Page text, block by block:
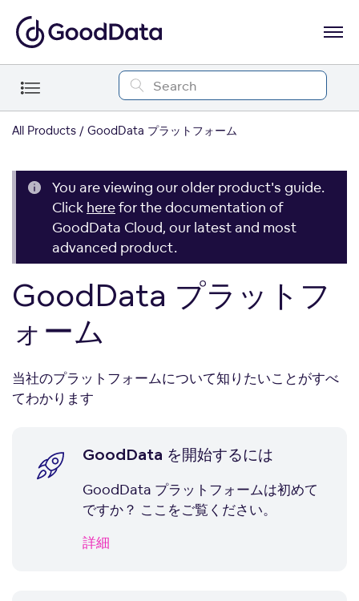
All Products GoodData プラットフォーム
You are viewing our older product's guide.
Click herefor the documentation of
GoodData Cloud, our latest and most
advanced product.
GoodData プラットフ
ォーム
当社のプラットフォームについて知りたいことがすべ
てわかります
GoodData を開始するには
GoodData プラットフォームは初めて
ですか？ ここをご覧ください。
詳細